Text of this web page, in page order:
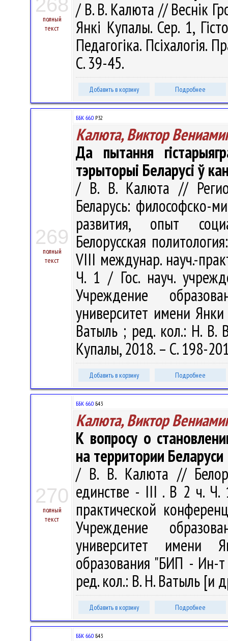
268
полный
текст
/ В. В. Калюта // Веснік
Янкі Купалы. Сер. 1,
Педагогіка. Псіхалогія.
С. 39-45.
Добавить в корзину Подробнее
269
полный
текст
ББК 66.0 Р32
Калюта, Виктор
Да пытання
тэрыторыі Беларусі ў
/ В. В. Калюта //
Беларусь: философско-
развития, опыт
Белорусская
VIII междунар. науч.-
Ч. 1 / Гос. науч.
Учреждение
университет имени
Ватыль ; ред. кол.: Н. В.
Купалы, 2018. – С. 198-
Добавить в корзину Подробнее
270
полный
текст
ББК 66.0 Б43
Калюта, Виктор
К вопросу о
на территории
/ В. В. Калюта //
единстве - III . В 2 ч. Ч.
практической
Учреждение
университет имени
образования "БИП - Ин-
ред. кол.: В. Н. Ватыль [и
Добавить в корзину Подробнее
ББК 66.0 Б43